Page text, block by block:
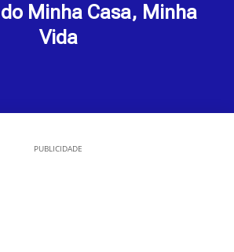
Minha Casa, Minha
Vida
PUBLICIDADE